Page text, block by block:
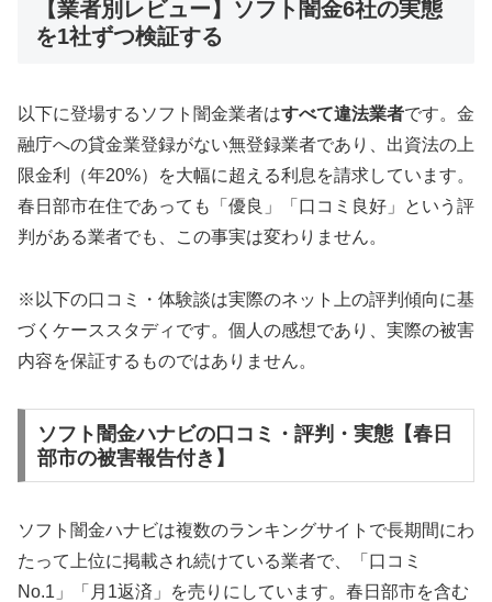
【業者別レビュー】ソフト闇金6社の実態
を1社ずつ検証する
以下に登場するソフト闇金業者はすべて違法業者です。金
融庁への貸金業登録がない無登録業者であり、出資法の上
限金利（年20%）を大幅に超える利息を請求しています。
春日部市在住であっても「優良」「口コミ良好」という評
判がある業者でも、この事実は変わりません。
※以下の口コミ・体験談は実際のネット上の評判傾向に基
づくケーススタディです。個人の感想であり、実際の被害
内容を保証するものではありません。
ソフト闇金ハナビの口コミ・評判・実態【春日
部市の被害報告付き】
ソフト闇金ハナビは複数のランキングサイトで長期間にわ
たって上位に掲載され続けている業者で、「口コミ
No.1」「月1返済」を売りにしています。春日部市を含む